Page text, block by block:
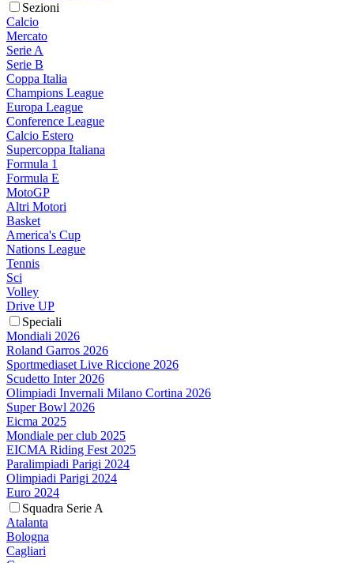
Sezioni
Calcio
Mercato
Serie A
Serie B
Coppa Italia
Champions League
Europa League
Conference League
Calcio Estero
Supercoppa Italiana
Formula 1
Formula E
MotoGP
Altri Motori
Basket
America's Cup
Nations League
Tennis
Sci
Volley
Drive UP
Speciali
Mondiali 2026
Roland Garros 2026
Sportmediaset Live Riccione 2026
Scudetto Inter 2026
Olimpiadi Invernali Milano Cortina 2026
Super Bowl 2026
Eicma 2025
Mondiale per club 2025
EICMA Riding Fest 2025
Paralimpiadi Parigi 2024
Olimpiadi Parigi 2024
Euro 2024
Squadra Serie A
Atalanta
Bologna
Cagliari